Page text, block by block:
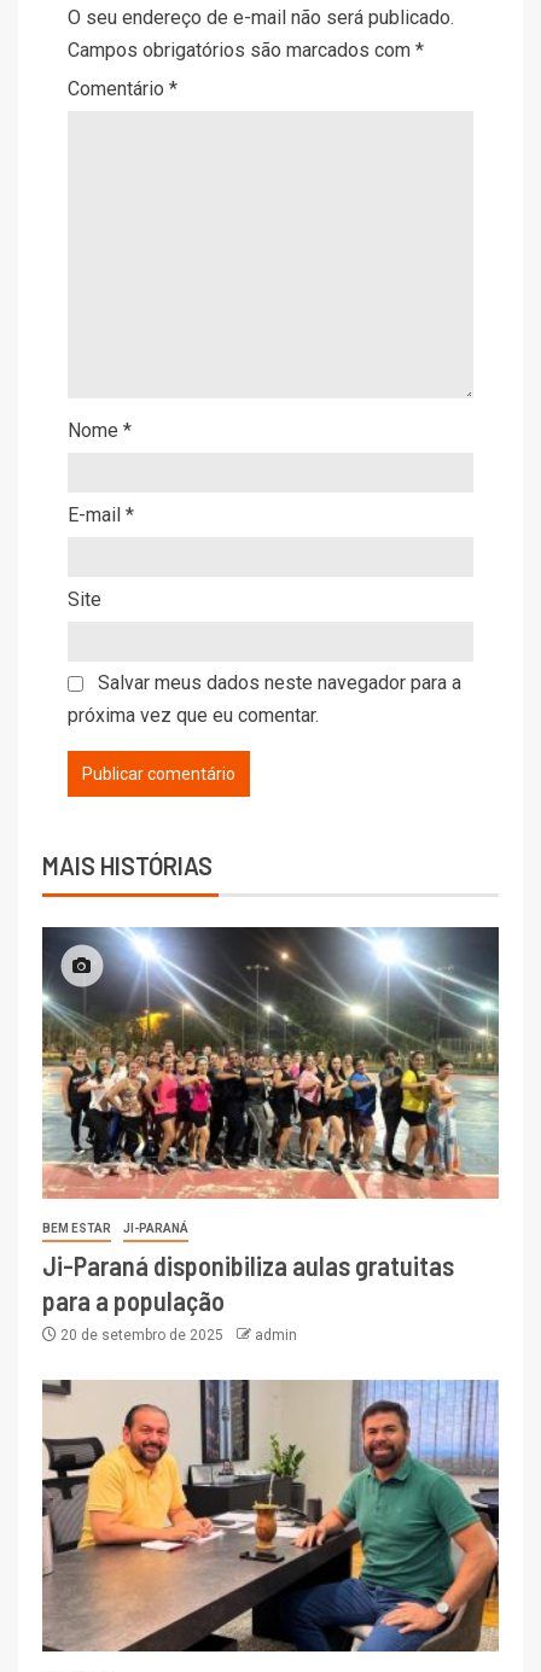
O seu endereço de e-mail não será publicado.
Campos obrigatórios são marcados com *
Comentário *
Nome *
E-mail *
Site
Salvar meus dados neste navegador para a
próxima vez que eu comentar.
MAIS HISTÓRIAS
BEM ESTAR JI-PARANÁ
Ji-Paraná disponibiliza aulas gratuitas
para a população
20 de setembro de 2025 admin